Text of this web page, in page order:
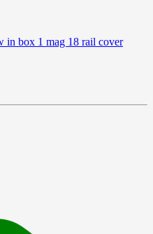
in box 1 mag 18 rail cover